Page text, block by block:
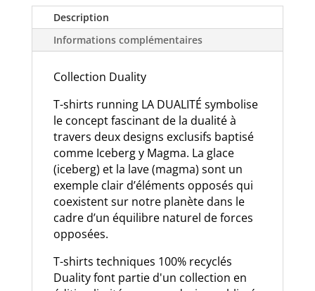
Description
Informations complémentaires
Collection Duality
T-shirts running LA DUALITÉ symbolise
le concept fascinant de la dualité à
travers deux designs exclusifs baptisé
comme Iceberg y Magma. La glace
(iceberg) et la lave (magma) sont un
exemple clair d’éléments opposés qui
coexistent sur notre planète dans le
cadre d’un équilibre naturel de forces
opposées.
T-shirts techniques 100% recyclés
Duality font partie d'un collection en